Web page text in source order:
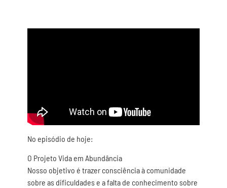
No episódio de hoje:
O Projeto Vida em Abundância
Nosso objetivo é trazer consciência à comunidade
sobre as dificuldades e a falta de conhecimento sobre